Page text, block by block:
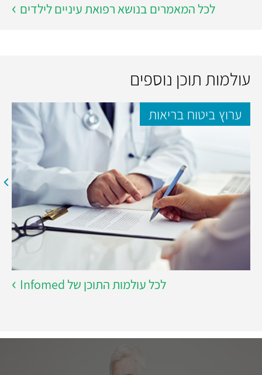
לכל המאמרים בנושא רפואת עיניים לילדים
עולמות תוכן נוספים
ערוץ ביטוח בריאות
לכל עולמות התוכן של Infomed